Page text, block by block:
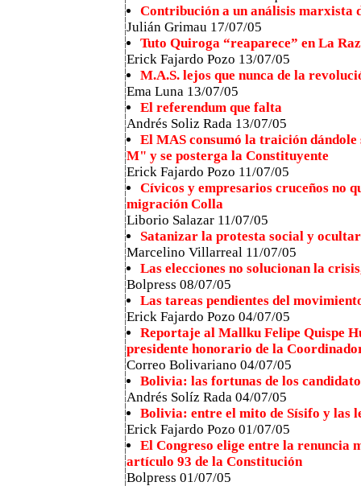
Contribución a un análisis marxista
Julián Grimau 17/07/05
Tuto Quiroga “reaparece” en La
Erick Fajardo Pozo 13/07/05
M.A.S. lejos que nunca de la
Ema Luna 13/07/05
El referendum que falta
Andrés Soliz Rada 13/07/05
El MAS consumó la traición
M" y se posterga la Constituyente
Erick Fajardo Pozo 11/07/05
Cívicos y empresarios cruceños no
migración Colla
Liborio Salazar 11/07/05
Satanizar la protesta social y
Marcelino Villarreal 11/07/05
Las elecciones no solucionan la
Bolpress 08/07/05
Las tareas pendientes del
Erick Fajardo Pozo 04/07/05
Reportaje al Mallku Felipe Quispe
presidente honorario de la
Correo Bolivariano 04/07/05
Bolivia: las fortunas de los
Andrés Solíz Rada 04/07/05
Bolivia: entre el mito de Sísifo y las
Erick Fajardo Pozo 01/07/05
El Congreso elige entre la renuncia
artículo 93 de la Constitución
Bolpress 01/07/05